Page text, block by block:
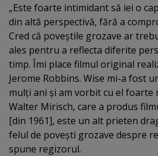
„Este foarte intimidant să iei o
din altă perspectivă, fără a
Cred că poveştile grozave ar
ales pentru a reflecta diferite
timp. Îmi place filmul original
Jerome Robbins. Wise mi-a fost
mulţi ani şi am vorbit cu el foarte
Walter Mirisch, care a produs
[din 1961], este un alt prieten
felul de poveşti grozave despre
spune regizorul.